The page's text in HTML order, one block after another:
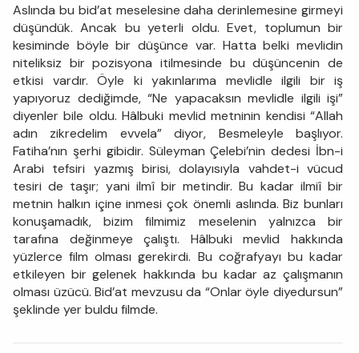
Aslında bu bid’at meselesine daha derinlemesine girmeyi
düşündük. Ancak bu yeterli oldu. Evet, toplumun bir
kesiminde böyle bir düşünce var. Hatta belki mevlidin
niteliksiz bir pozisyona itilmesinde bu düşüncenin de
etkisi vardır. Öyle ki yakınlarıma mevlidle ilgili bir iş
yapıyoruz dediğimde, “Ne yapacaksın mevlidle ilgili işi”
diyenler bile oldu. Hâlbuki mevlid metninin kendisi “Allah
adın zikredelim evvela” diyor, Besmeleyle başlıyor.
Fatiha’nın şerhi gibidir. Süleyman Çelebi’nin dedesi İbn-i
Arabi tefsiri yazmış birisi, dolayısıyla vahdet-i vücud
tesiri de taşır; yani ilmî bir metindir. Bu kadar ilmiî bir
metnin halkın içine inmesi çok önemli aslında. Biz bunları
konuşamadık, bizim filmimiz meselenin yalnızca bir
tarafına değinmeye çalıştı. Hâlbuki mevlid hakkında
yüzlerce film olması gerekirdi. Bu coğrafyayı bu kadar
etkileyen bir gelenek hakkında bu kadar az çalışmanın
olması üzücü. Bid’at mevzusu da “Onlar öyle diyedursun”
şeklinde yer buldu filmde.